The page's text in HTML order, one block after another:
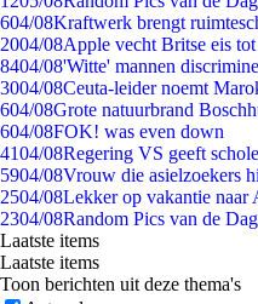
604/08Kraftwerk brengt
2004/08Apple vecht Britse eis
8404/08'Witte' mannen
3004/08Ceuta-leider noemt
604/08Grote natuurbrand
604/08FOK! was even down
4104/08Regering VS geeft
5904/08Vrouw die asielzoekers
2504/08Lekker op vakantie naar
2304/08Random Pics van de
Laatste items
Laatste items
Toon berichten uit deze thema's